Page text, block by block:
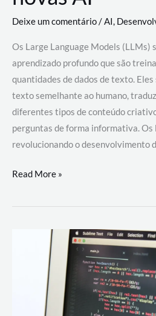
Deixe um comentário/AI,
Os Large Language Models (LLMs)
aprendizado profundo que são
quantidades de dados de texto.
texto semelhante ao humano,
diferentes tipos de conteúdo
perguntas de forma informativa. Os
revolucionando o desenvolvimento
Large
Models
revolucionando
Read More »